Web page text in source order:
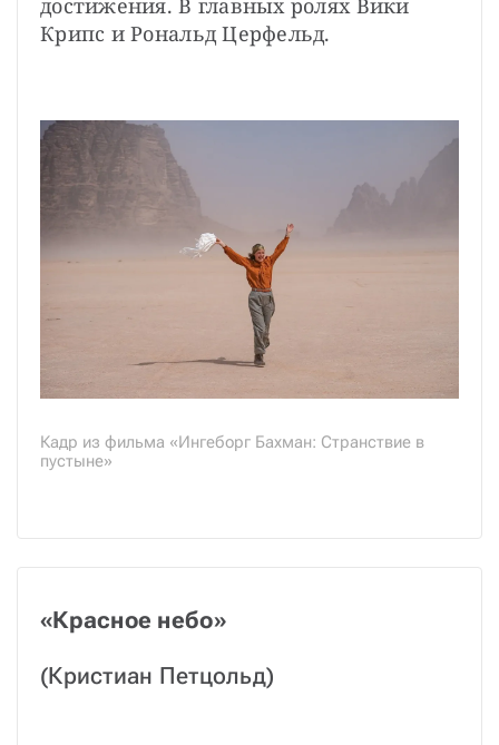
Крипс и Рональд Церфельд.
Кадр из фильма «Ингеборг Бахман: Странствие в
пустыне»
«Красное небо»
(Кристиан Петцольд)